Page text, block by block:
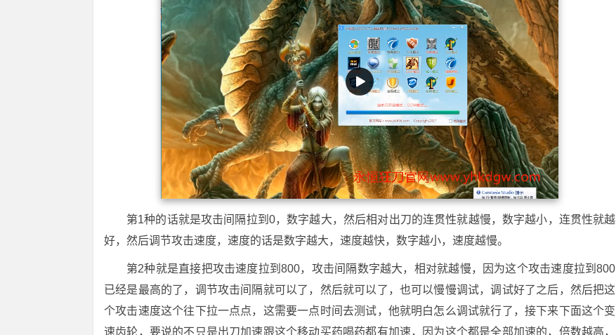
第1种的话就是攻击间隔拉到0，数字越大，然后相对出刀的连贯性就越慢，数字越小，连贯性就越
好，然后调节攻击速度，速度的话是数字越大，速度越快，数字越小，速度越慢。
第2种就是直接把攻击速度拉到800，攻击间隔数字越大，相对就越慢，因为这个攻击速度拉到800
已经是最高的了，调节攻击间隔就可以了，然后就可以了，也可以慢慢调试，调试好了之后，然后把这
个攻击速度这个往下拉一点点，这需要一点时间去测试，他就明白怎么调试就行了，接下来下面这个变
速齿轮，要说的不只是出刀加速跟这个移动买药喝药都有加速，因为这个都是全部加速的，倍数越高，